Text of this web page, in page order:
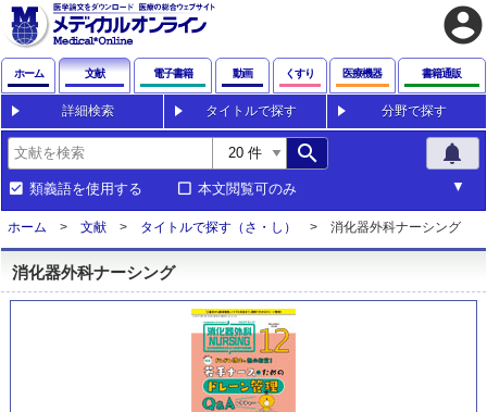
account_circle
ホーム 文献 電子書籍 動画 くすり 医療機器 書籍通販
詳細検索 タイトルで探す 分野で探す
search notifications
類義語を使用する 本文閲覧可のみ
ホーム 文献 タイトルで探す（さ・し） 消化器外科ナーシング
消化器外科ナーシング